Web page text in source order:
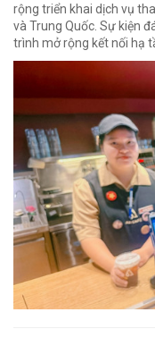
rộng triển khai dịch vụ
và Trung Quốc. Sự kiện
trình mở rộng kết nối hạ